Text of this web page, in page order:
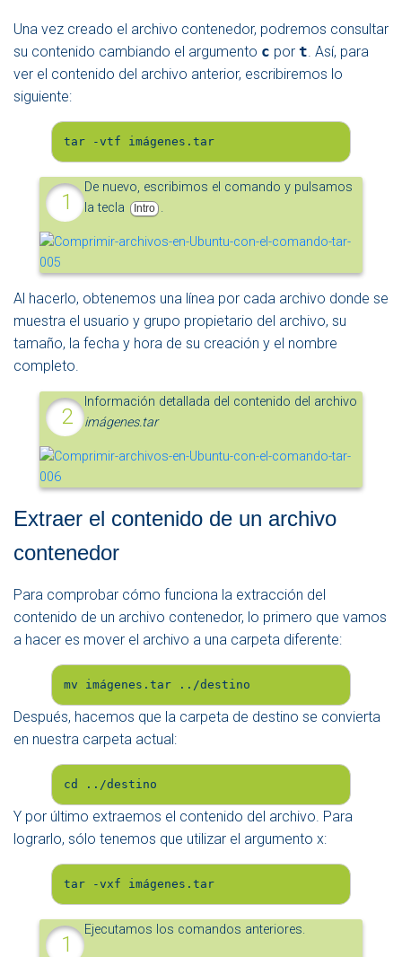
Una vez creado el archivo contenedor, podremos consultar
su contenido cambiando el argumento c por t. Así, para
ver el contenido del archivo anterior, escribiremos lo
siguiente:
tar -vtf imágenes.tar
De nuevo, escribimos el comando y pulsamos
la tecla
Intro .
Al hacerlo, obtenemos una línea por cada archivo donde se
muestra el usuario y grupo propietario del archivo, su
tamaño, la fecha y hora de su creación y el nombre
completo.
Información detallada del contenido del archivo
imágenes.tar
Extraer el contenido de un archivo
contenedor
Para comprobar cómo funciona la extracción del
contenido de un archivo contenedor, lo primero que vamos
a hacer es mover el archivo a una carpeta diferente:
mv imágenes.tar ../destino
Después, hacemos que la carpeta de destino se convierta
en nuestra carpeta actual:
cd ../destino
Y por último extraemos el contenido del archivo. Para
lograrlo, sólo tenemos que utilizar el argumento x:
tar -vxf imágenes.tar
Ejecutamos los comandos anteriores.